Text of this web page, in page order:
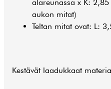
alareunassa x K:
aukon mitat)
Teltan mitat ovat: L:
Kestävät laadukkaat